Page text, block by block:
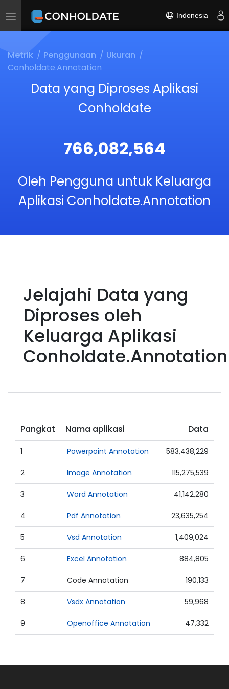
Toggle
Indonesia
Metrik Penggunaan
Ukuran
Conholdate.Annotation
Data yang Diproses Aplikasi
Conholdate
766,082,564
Oleh Pengguna untuk Keluarga
Aplikasi Conholdate.Annotation
Jelajahi Data yang
Diproses oleh
Keluarga Aplikasi
Conholdate.Annotation
Pangkat Nama aplikasi Data
1 Powerpoint Annotation 583,438,229
2 Image Annotation 115,275,539
3 Word Annotation 41,142,280
4 Pdf Annotation 23,635,254
5 Vsd Annotation 1,409,024
6 Excel Annotation 884,805
7 Code Annotation 190,133
8 Vsdx Annotation 59,968
9 Openoffice Annotation 47,332